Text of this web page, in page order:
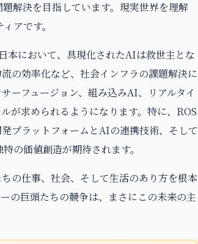
解決を目指しています。現実世界を理解
アです。
本において、具現化されたAIは救世主とな
の効率化など、社会インフラの課題解決に
ーフュージョン、組み込みAI、リアルタイ
が求められるようになります。特に、ROS
プラットフォームとAIの連携技術、そして
の価値創造が期待されます。
の仕事、社会、そして生活のあり方を根本
の巨頭たちの競争は、まさにこの未来の主